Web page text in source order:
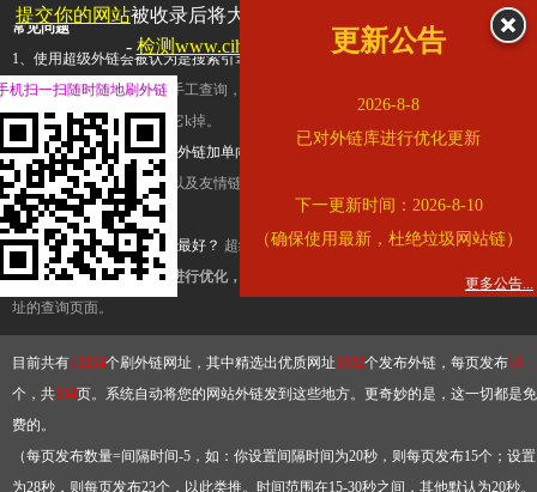
常见问题
1、使用超级外链会被认为是搜索引擎优化作弊吗？ 超级外链只是一个简便而集成
查询工具，模拟的是正常手工查询，不是作弊。如果是作弊，那您可以使用超级外
推广竞争对手的网址，让它k掉。
2、网站优化单纯依靠超级外链加单向链接可行吗？
链，需要结合普通的外链以及友情链接，您可以到站长论坛发布外链，到友情链接
台交换友情链接。
3、如何使用超级外链效果最好？ 超级外链不同于普通的外链，它是动态的链接，
有频繁使用超级外链工具进行优化，才能获得稳定的外链
，最终使搜索引擎收录带
址的查询页面。
目前共有13264个刷外链网址，其中精选出优质网址3332个发布外链，每页发布10
个，共334页。系统自动将您的网站外链发到这些地方。更奇妙的是，这一切都是免
费的。
（每页发布数量=间隔时间-5，如：你设置间隔时间为20秒，则每页发布15个；设置
为28秒，则每页发布23个，以此类推。时间范围在15-30秒之间，其他默认为20秒
提交你的网站被收录后将大幅提升流量和外链，
查看展示页面
- 检测www.cihai123.com是否收录
更新公告
2026-8-8
已对外链库进行优化更新
下一更新时间：2026-8-10
（确保使用最新，杜绝垃圾网站链）
更多公告...
机扫一扫随时随地刷外链